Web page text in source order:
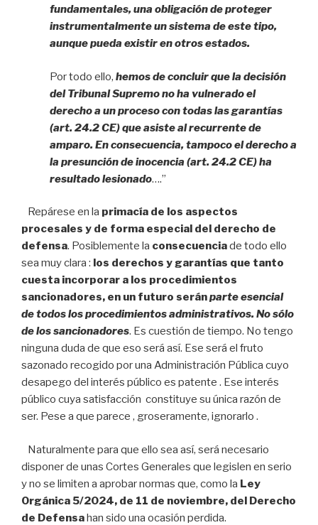
fundamentales, una obligación de proteger
instrumentalmente un sistema de este tipo,
aunque pueda existir en otros estados.
Por todo ello, hemos de concluir que la decisión
del Tribunal Supremo no ha vulnerado el
derecho a un proceso con todas las garantías
(art. 24.2 CE) que asiste al recurrente de
amparo. En consecuencia, tampoco el derecho a
la presunción de inocencia (art. 24.2 CE) ha
resultado lesionado….”
Repárese en la primacía de los aspectos
procesales y de forma especial del derecho de
defensa. Posiblemente la consecuenciade todo ello
sea muy clara : los derechos y garantías que tanto
cuesta incorporar a los procedimientos
sancionadores, en un futuro seránparte esencial
de todos los procedimientos administrativos. No sólo
de los sancionadores. Es cuestión de tiempo. No tengo
ninguna duda de que eso será así. Ese será el fruto
sazonado recogido por una Administración Pública cuyo
desapego del interés público es patente . Ese interés
público cuya satisfacción constituye su única razón de
ser. Pese a que parece , groseramente, ignorarlo .
Naturalmente para que ello sea así, será necesario
disponer de unas Cortes Generales que legislen en serio
y no se limiten a aprobar normas que, como la Ley
Orgánica 5/2024, de 11 de noviembre, del Derecho
de Defensahan sido una ocasión perdida.